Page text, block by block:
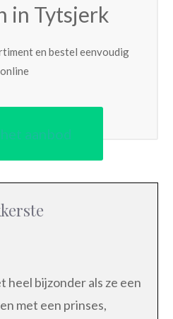
in Tytsjerk
en bestel eenvoudig
online
aanbod
heel bijzonder als ze een
met een prinses,